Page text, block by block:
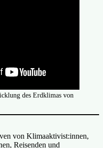
des Erdklimas von
von Klimaaktivist:innen,
Reisenden und